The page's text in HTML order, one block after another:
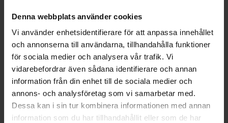
Denna webbplats använder cookies
Vi använder enhetsidentifierare för att anpassa innehållet
och annonserna till användarna, tillhandahålla funktioner
för sociala medier och analysera vår trafik. Vi
vidarebefordrar även sådana identifierare och annan
information från din enhet till de sociala medier och
annons- och analysföretag som vi samarbetar med.
Dessa kan i sin tur kombinera informationen med annan
information som du har tillhandahållit eller som de har
One John Street
Brooklyn
Amilu Farm
Gassino Torinese